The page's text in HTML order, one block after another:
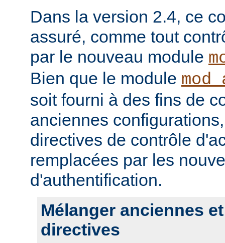
Dans la version 2.4, ce
assuré, comme tout
par le nouveau module
Bien que le module
soit fourni à des fins de
anciennes
directives de contrôle
remplacées par les
d'authentification.
Mélanger anciennes
directives